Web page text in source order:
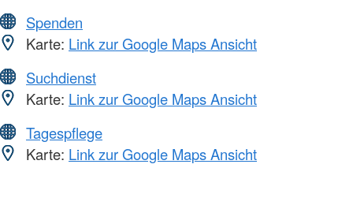
Spenden
Karte: Link zur Google Maps Ansicht
Suchdienst
Karte: Link zur Google Maps Ansicht
Tagespflege
Karte: Link zur Google Maps Ansicht